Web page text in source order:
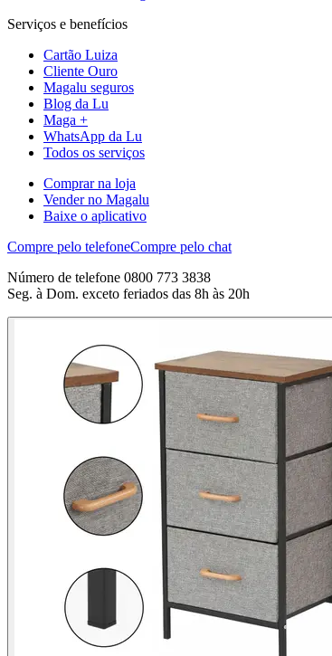
Serviços e benefícios
Cartão Luiza
Cliente Ouro
Magalu seguros
Blog da Lu
Maga +
WhatsApp da Lu
Todos os serviços
Comprar na loja
Vender no Magalu
Baixe o aplicativo
Compre pelo telefoneCompre pelo chat
Número de telefone 0800 773 3838
Seg. à Dom. exceto feriados das 8h às 20h